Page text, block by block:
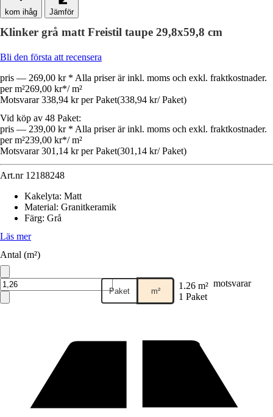
Jämför
Klinker grå matt Freistil taupe 29,8x59,8 cm
Bli den första att recensera
pris — 269,00 kr * Alla priser är inkl. moms och exkl. fraktkostnader.
per m²269,00 kr*/ m²
Motsvarar 338,94 kr per Paket(338,94 kr/ Paket)
Vid köp av 48 Paket:
pris — 239,00 kr * Alla priser är inkl. moms och exkl. fraktkostnader.
per m²239,00 kr*/ m²
Motsvarar 301,14 kr per Paket(301,14 kr/ Paket)
Art.nr 12188248
Kakelyta: Matt
Material: Granitkeramik
Färg: Grå
Läs mer
Antal (m²)
Paket m² 1.26 m² motsvarar
1 Paket